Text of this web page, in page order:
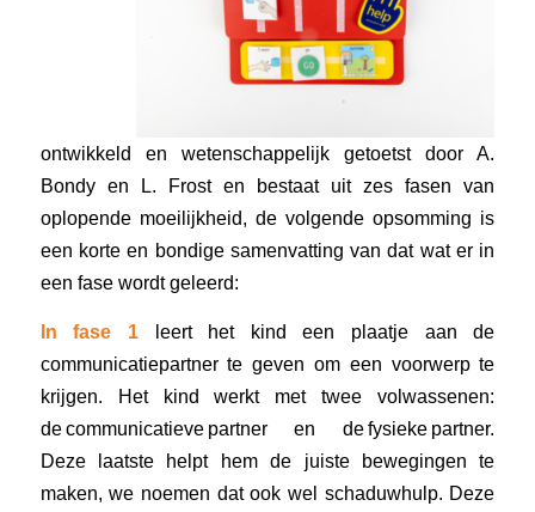
ontwikkeld en wetenschappelijk getoetst door A.
Bondy en L. Frost en bestaat uit zes fasen van
oplopende moeilijkheid, de volgende opsomming is
een korte en bondige samenvatting van dat wat er in
een fase wordt geleerd:
In fase 1leert het kind een plaatje aan de
communicatiepartner te geven om een voorwerp te
krijgen. Het kind werkt met twee volwassenen:
decommunicatieve partner en defysieke partner.
Deze laatste helpt hem de juiste bewegingen te
maken, we noemen dat ook wel schaduwhulp. Deze